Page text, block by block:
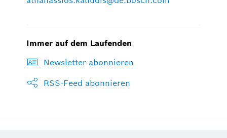
Immer auf dem Laufenden
Newsletter abonnieren
RSS-Feed abonnieren